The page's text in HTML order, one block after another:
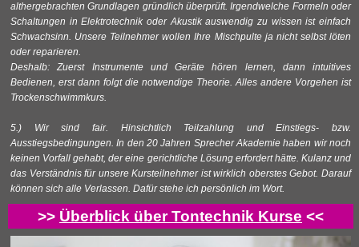
althergebrachten Grundlagen gründlich überprüft. Irgendwelche Formeln oder
Schaltungen in Elektrotechnik oder Akustik auswendig zu wissen ist einfach
Schwachsinn. Unsere Teilnehmer wollen Ihre Mischpulte ja nicht selbst löten
oder reparieren.
Deshalb: Zuerst Instrumente und Geräte hören lernen, dann intuitives
Bedienen, erst dann folgt die notwendige Theorie. Alles andere Vorgehen ist
Trockenschwimmkurs.
5.) Wir sind fair. Hinsichtlich Teilzahlung und Einstiegs- bzw.
Ausstiegsbedingungen. In den 20 Jahren Sprecher Akademie haben wir noch
keinen Vorfall gehabt, der eine gerichtliche Lösung erfordert hätte. Kulanz und
das Verständnis für unsere Kursteilnehmer ist wirklich oberstes Gebot. Darauf
können sich alle Verlassen. Dafür stehe ich persönlich im Wort.
>> Überblick über Tontechnik Kurse <<